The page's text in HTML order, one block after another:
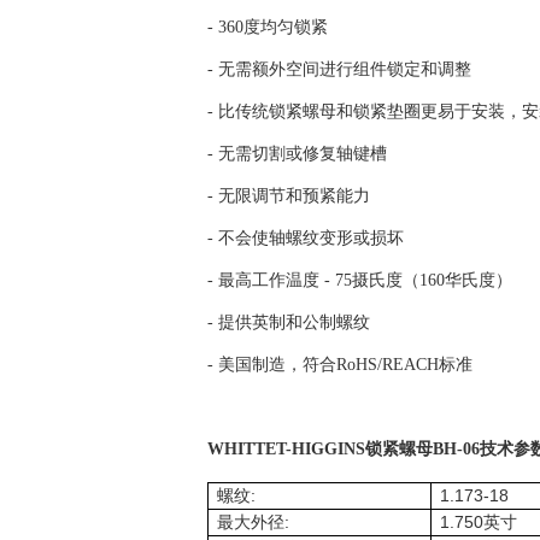
- 360度均匀锁紧
- 无需额外空间进行组件锁定和调整
- 比传统锁紧螺母和锁紧垫圈更易于安装，
- 无需切割或修复轴键槽
- 无限调节和预紧能力
- 不会使轴螺纹变形或损坏
- 最高工作温度 - 75摄氏度（160华氏度）
- 提供英制和公制螺纹
- 美国制造，符合RoHS/REACH标准
WHITTET-HIGGINS锁紧螺母BH-06技术参
螺纹: 1.173-18
最大外径: 1.750英寸